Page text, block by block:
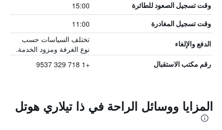
وقت تسجيل الصعود للطائرة 15:00
وقت تسجيل المغادرة 11:00
الدفع والإلغاء
تختلف السياسات حسب
نوع الغرفة ومزود الخدمة.
رقم مكتب الاستقبال +1 718 329 9537
المزايا ووسائل الراحة في ذا تيلاري هوتل